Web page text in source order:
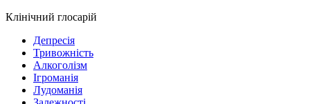
Клінічний глосарій
Депресія
Тривожність
Алкоголізм
Ігроманія
Лудоманія